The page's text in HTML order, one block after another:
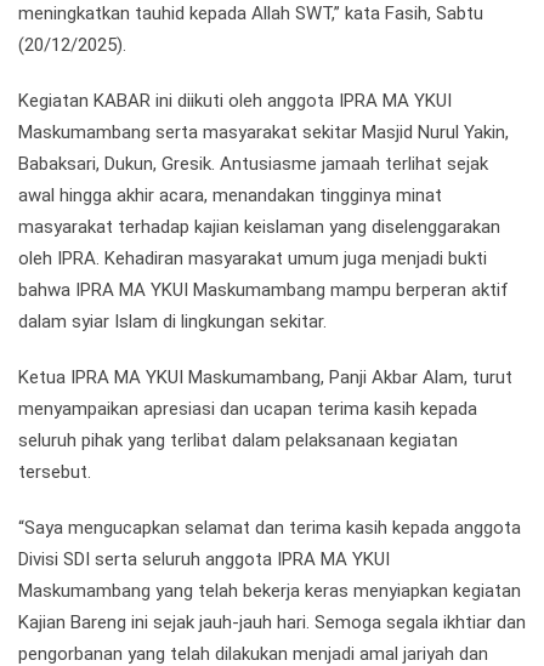
meningkatkan tauhid kepada Allah SWT,” kata Fasih, Sabtu
(20/12/2025).
Kegiatan KABAR ini diikuti oleh anggota IPRA MA YKUI
Maskumambang serta masyarakat sekitar Masjid Nurul Yakin,
Babaksari, Dukun, Gresik. Antusiasme jamaah terlihat sejak
awal hingga akhir acara, menandakan tingginya minat
masyarakat terhadap kajian keislaman yang diselenggarakan
oleh IPRA. Kehadiran masyarakat umum juga menjadi bukti
bahwa IPRA MA YKUI Maskumambang mampu berperan aktif
dalam syiar Islam di lingkungan sekitar.
Ketua IPRA MA YKUI Maskumambang, Panji Akbar Alam, turut
menyampaikan apresiasi dan ucapan terima kasih kepada
seluruh pihak yang terlibat dalam pelaksanaan kegiatan
tersebut.
“Saya mengucapkan selamat dan terima kasih kepada anggota
Divisi SDI serta seluruh anggota IPRA MA YKUI
Maskumambang yang telah bekerja keras menyiapkan kegiatan
Kajian Bareng ini sejak jauh-jauh hari. Semoga segala ikhtiar dan
pengorbanan yang telah dilakukan menjadi amal jariyah dan